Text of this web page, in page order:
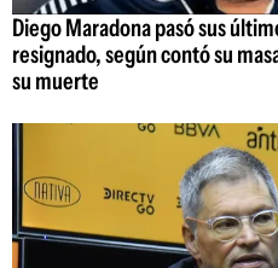
Diego Maradona pasó sus
resignado, según contó su
su muerte